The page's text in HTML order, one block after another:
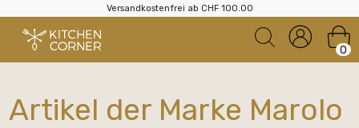
Versandkostenfrei ab CHF 100.00
0
Artikel der Marke Marolo